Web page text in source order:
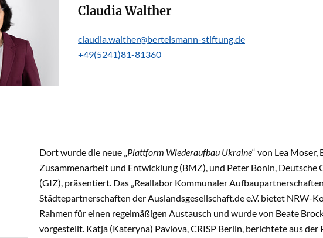
Claudia Walther
claudia.walther@bertelsmann-stiftung.de
+49(5241)81-81360
INHALT
Dort wurde die neue „Plattform Wiederaufbau Ukraine“ von Lea
Zusammenarbeit und Entwicklung (BMZ), und Peter Bonin,
(GIZ), präsentiert. Das „Reallabor Kommunaler
Städtepartnerschaften der Auslandsgesellschaft.de e.V. bietet NRW-
Rahmen für einen regelmäßigen Austausch und wurde von Beate
vorgestellt. Katja (Kateryna) Pavlova, CRISP Berlin, berichtete aus